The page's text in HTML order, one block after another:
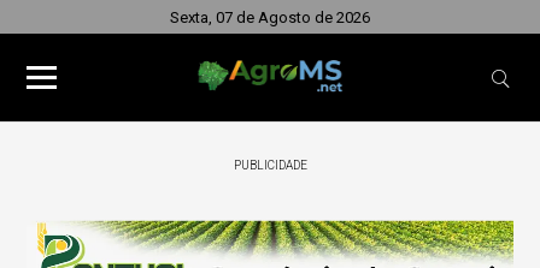
Sexta, 07 de Agosto de 2026
PUBLICIDADE